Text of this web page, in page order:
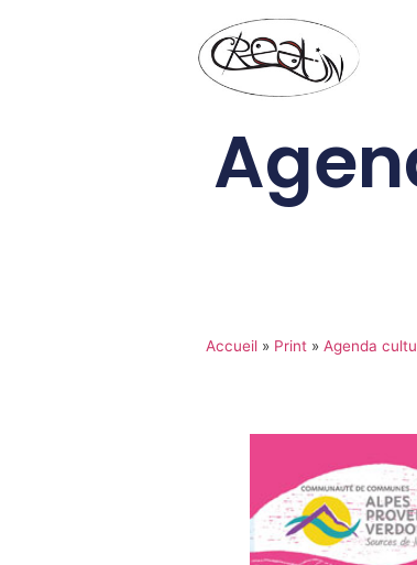
Accueil » Print » Agenda